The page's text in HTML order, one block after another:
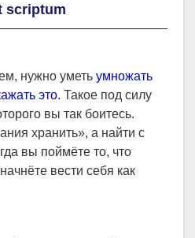
scriptum
нужно уметь умножать
это. Такое под силу
вы так боитесь.
хранить», а найти с
вы поймёте то, что
вести себя как